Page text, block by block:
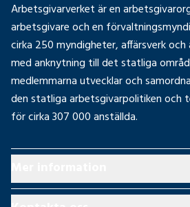
Arbetsgivarverket är en
arbetsgivare och en
cirka 250 myndigheter, affärsverk
med anknytning till det statliga
medlemmarna utvecklar och
den statliga arbetsgivarpolitiken och
för cirka 307 000 anställda.